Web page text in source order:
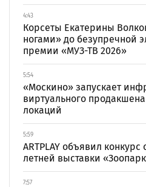
4:43
Корсеты Екатерины
ногами» до безупречной
премии «МУЗ-ТВ 2026»
5:54
«Москино» запускает
виртуального
локаций
5:59
ARTPLAY объявил конкурс
летней выставки
7:57